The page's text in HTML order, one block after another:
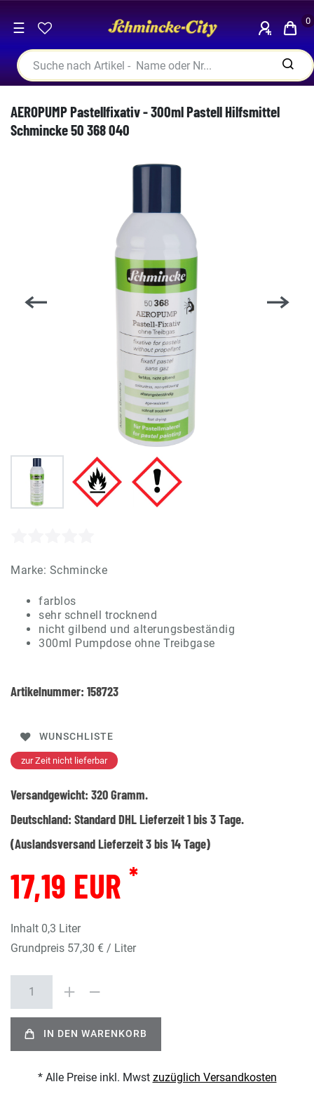
☰ 0
AEROPUMP Pastellfixativ - 300ml Pastell Hilfsmittel
Schmincke 50 368 040
Marke: Schmincke
farblos
sehr schnell trocknend
nicht gilbend und alterungsbeständig
300ml Pumpdose ohne Treibgase
Artikelnummer: 158723
WUNSCHLISTE
zur Zeit nicht lieferbar
Versandgewicht: 320Gramm.
Deutschland: Standard DHL Lieferzeit 1 bis 3 Tage.
(Auslandsversand Lieferzeit 3 bis 14 Tage)
17,19 EUR *
Inhalt 0,3 Liter
Grundpreis 57,30 € / Liter
IN DEN WARENKORB
* Alle Preise inkl. Mwst zuzüglich Versandkosten